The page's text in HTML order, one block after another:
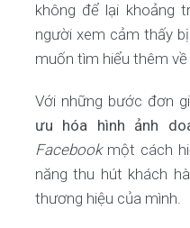
không để lại khoảng
người xem cảm thấy
muốn tìm hiểu thêm
Với những bước đơn
ưu hóa hình ảnh
Facebookmột cách
năng thu hút khách
thương hiệu của mình.